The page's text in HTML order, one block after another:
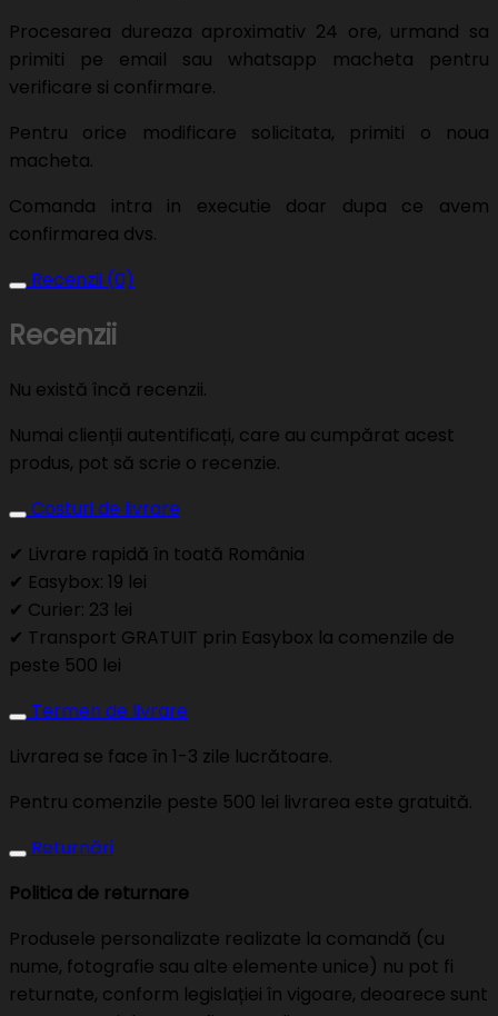
Procesarea dureaza aproximativ 24 ore, urmand sa
primiti pe email sau whatsapp macheta pentru
verificare si confirmare.
Pentru orice modificare solicitata, primiti o noua
macheta.
Comanda intra in executie doar dupa ce avem
confirmarea dvs.
Recenzii (0)
Recenzii
Nu există încă recenzii.
Numai clienții autentificați, care au cumpărat acest
produs, pot să scrie o recenzie.
Costuri de livrare
✔ Livrare rapidă în toată România
✔ Easybox: 19 lei
✔ Curier: 23 lei
✔ Transport GRATUIT prin Easybox la comenzile de
peste 500 lei
Termen de livrare
Livrarea se face în 1-3 zile lucrătoare.
Pentru comenzile peste 500 lei livrarea este gratuită.
Returnări
Politica de returnare
Produsele personalizate realizate la comandă (cu
nume, fotografie sau alte elemente unice) nu pot fi
returnate, conform legislației în vigoare, deoarece sunt